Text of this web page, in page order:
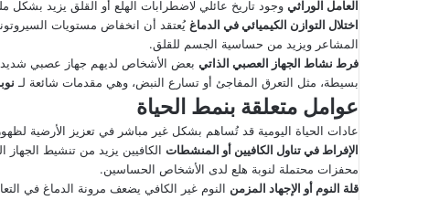
العامل الوراثي وجود تاريخ عائلي لاضطرابات الهلع أو القلق يزيد بشكل
اختلال التوازن الكيميائي في الدماغ يُعتقد أن انخفاض مستويات
المشاعر ويزيد من حساسية الجسم للقلق.
فرط نشاط الجهاز العصبي الذاتي بعض الأشخاص لديهم جهاز عصبي شديد
بسيطة، مثل التعرق المفاجئ أو تسارع النبض، وهي مقدمات شائعة لـ
عوامل متعلقة بنمط الحياة
عادات الحياة اليومية قد تُساهم بشكل غير مباشر في تعزيز الأرضية لظهور
الإفراط في تناول الكافيين أو المنشطات الكافيين يزيد من تنشيط
محفزات محتملة لنوبة هلع لدى الأشخاص الحساسين.
قلة النوم أو الإجهاد المزمن النوم غير الكافي يضعف مرونة الدماغ في